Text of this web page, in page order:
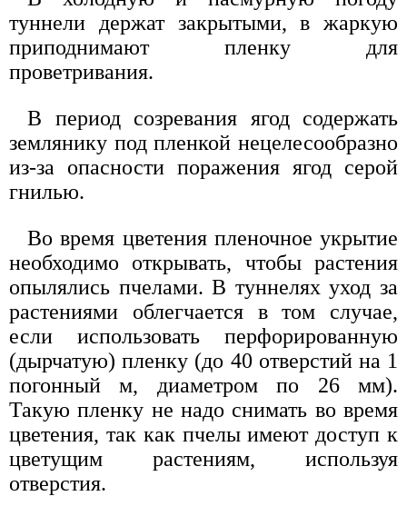
туннели держат закрытыми, в жаркую
приподнимают пленку для
проветривания.
В период созревания ягод содержать
землянику под пленкой нецелесообразно
из-за опасности поражения ягод серой
гнилью.
Во время цветения пленочное укрытие
необходимо открывать, чтобы растения
опылялись пчелами. В туннелях уход за
растениями облегчается в том случае,
если использовать перфорированную
(дырчатую) пленку (до 40 отверстий на 1
погонный м, диаметром по 26 мм).
Такую пленку не надо снимать во время
цветения, так как пчелы имеют доступ к
цветущим растениям, используя
отверстия.